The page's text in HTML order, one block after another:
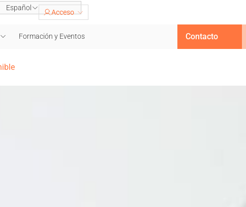
Español
Acceso
Formación y Eventos Contacto